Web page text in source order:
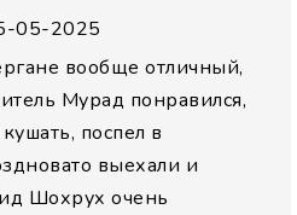
05-2025
вообще отличный,
Мурад понравился,
поспел в
выехали и
Шохрух очень